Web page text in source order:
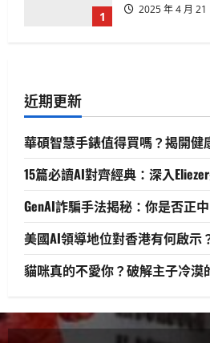
1 2025 年 4 月 21
2 2025 年 4 月
3
軟體實務操作
GenAI詐騙手
套？
2025 年 4 月
4
生活與成長
2025 年 4 月
近期更新
華碩智慧手錶值得買嗎？揭開健
15篇必讀AI對齊經典：深入
GenAI詐騙手法揭秘：你是否正
美國AI領導地位對香港有何啟示
貓咪真的不愛你？破解主子冷漠